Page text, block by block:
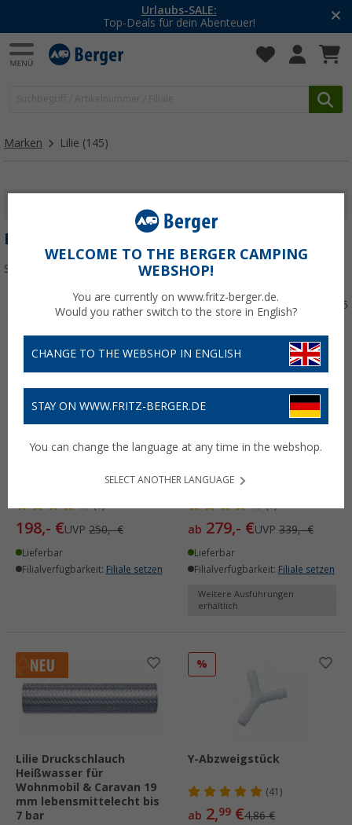
-20% auf Kleidung und Schuhe
Mit dem Aktionscode20SSV
Marken Lilie (145)
LILIE
Sortieren:
Seite 5 von 5
%
Lilie IQflo –
198,- €UVP 250,- €
Lieferbar
Filialverfügbarkeit: Filiale setzen
%
Lilie Smartserie
Kammer-Technik
ab 279,- €UVP 339,- €
Lieferbar
Filialverfügbarkeit: Filiale setzen
Weitere Ausführungen
erhältlich
Lilie Druckschlauch
Heißwasser für
Wohnmobil & Caravan 19
mm lebensmittelecht bis
7 bar
%
Y-Abzweigstück
(41)
ab 2,99 €4,86 €
WELCOME TO THE BERGER CAMPING
WEBSHOP!
You are currently on www.fritz-berger.de.
Would you rather switch to the store in English?
CHANGE TO THE WEBSHOP IN ENGLISH
STAY ON WWW.FRITZ-BERGER.DE
You can change the language at any time in the webshop.
SELECT ANOTHER LANGUAGE